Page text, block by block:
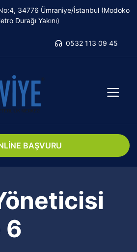
34776 Ümraniye/İstanbul (Modoko
Durağı Yakını)
0532 113 09 45
BAŞVURU
6